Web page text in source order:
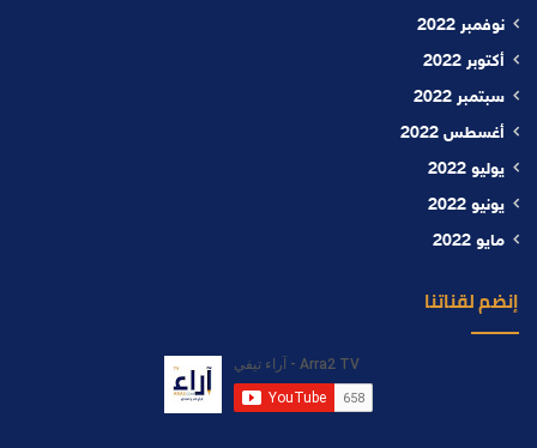
نوفمبر 2022
أكتوبر 2022
سبتمبر 2022
أغسطس 2022
يوليو 2022
يونيو 2022
مايو 2022
إنضم لقناتنا